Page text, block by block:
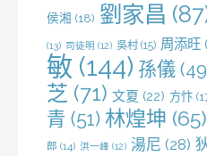
侯湘 (18) 劉家昌
(13) 司徒明 (12) 吳村 (15) 周添旺
敏 (144) 孫儀
芝 (71) 文夏 (22) 方忭
青 (51) 林煌坤 (65)
郎 (14) 洪一峰 (12) 湯尼 (28)